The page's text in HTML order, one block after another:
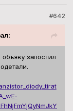
#642
запостил